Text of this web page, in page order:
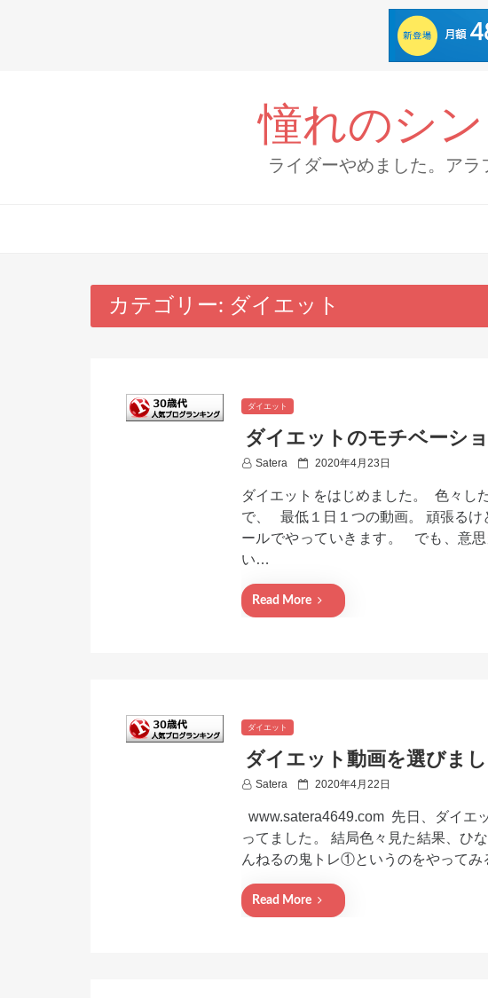
憧れのシ
ライダーやめました。アラ
カテゴリー: ダイエット
ダイエット
ダイエットのモチベーシ
Satera
P
s
e
d
2020年4月23日
ダイエットをはじめました。 色々し
で、 最低１日１つの動画。 頑張る
ールでやっていきます。 でも、意
い…
Read More
ダイエット
ダイエット動画を選びま
Satera
P
s
e
d
n
2020年4月22日
www.satera4649.com 先日、ダイエ
ってました。 結局色々見た結果、ひ
んねるの鬼トレ①というのをやって
Read More